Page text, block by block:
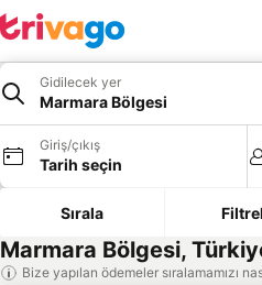
Gidilecek yer
Marmara Bölgesi
Giriş/çıkış
Tarih seçin
Sırala
Marmara Bölgesi,
Bize yapılan ödemeler sıralamamızı